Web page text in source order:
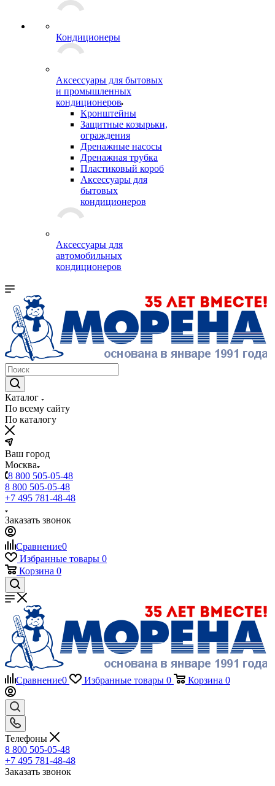
Кондиционеры
Аксессуары для бытовых
и промышленных
кондиционеров
Кронштейны
Защитные козырьки,
ограждения
Дренажные насосы
Дренажная трубка
Пластиковый короб
Аксессуары для
бытовых
кондиционеров
Аксессуары для
автомобильных
кондиционеров
Каталог
По всему сайту
По каталогу
Ваш город
Москва
8 800 505-05-48
8 800 505-05-48
+7 495 781-48-48
Заказать звонок
Сравнение0
Избранные товары 0
Корзина 0
Сравнение0 Избранные товары 0 Корзина 0
Телефоны
8 800 505-05-48
+7 495 781-48-48
Заказать звонок